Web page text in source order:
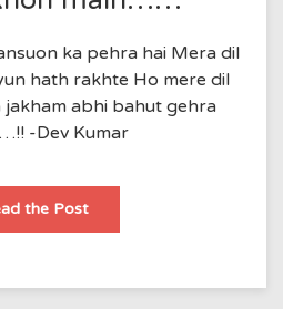
ka pehra hai Mera dil
hath rakhte Ho mere dil
abhi bahut gehra
-Dev Kumar
the PostMeri
main……